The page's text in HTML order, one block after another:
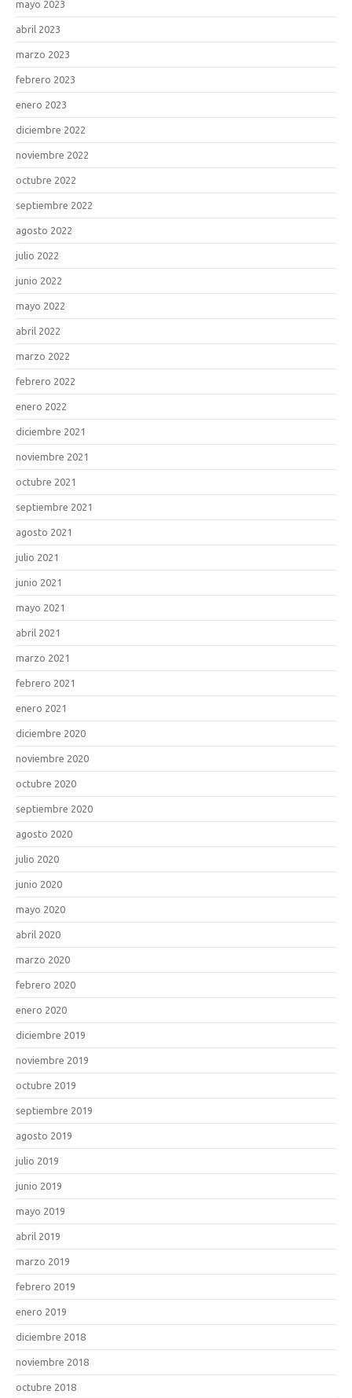
mayo 2023
abril 2023
marzo 2023
febrero 2023
enero 2023
diciembre 2022
noviembre 2022
octubre 2022
septiembre 2022
agosto 2022
julio 2022
junio 2022
mayo 2022
abril 2022
marzo 2022
febrero 2022
enero 2022
diciembre 2021
noviembre 2021
octubre 2021
septiembre 2021
agosto 2021
julio 2021
junio 2021
mayo 2021
abril 2021
marzo 2021
febrero 2021
enero 2021
diciembre 2020
noviembre 2020
octubre 2020
septiembre 2020
agosto 2020
julio 2020
junio 2020
mayo 2020
abril 2020
marzo 2020
febrero 2020
enero 2020
diciembre 2019
noviembre 2019
octubre 2019
septiembre 2019
agosto 2019
julio 2019
junio 2019
mayo 2019
abril 2019
marzo 2019
febrero 2019
enero 2019
diciembre 2018
noviembre 2018
octubre 2018